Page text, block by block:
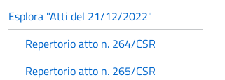
Esplora "Atti del 21/12/2022"
Repertorio atto n. 264/CSR
Repertorio atto n. 265/CSR